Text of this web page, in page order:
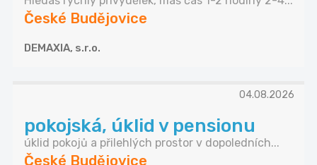
České Budějovice
DEMAXIA, s.r.o.
04.08.2026
pokojská, úklid v pensionu
úklid pokojů a přilehlých prostor v dopoledních...
České Budějovice